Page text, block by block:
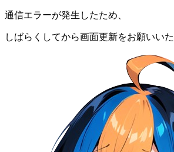
通信エラーが発生したため、
しばらくしてから画面更新をお願いいた